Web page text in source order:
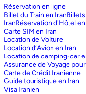
Réservation en ligne
Billet du Train en IranBillets
IranRéservation d'Hôtel en
Carte SIM en Iran
Location de Voiture
Location d’Avion en Iran
Location de camping-car
Assurance de Voyage pour
Carte de Crédit Iranienne
Guide touristique en Iran
Visa Iranien